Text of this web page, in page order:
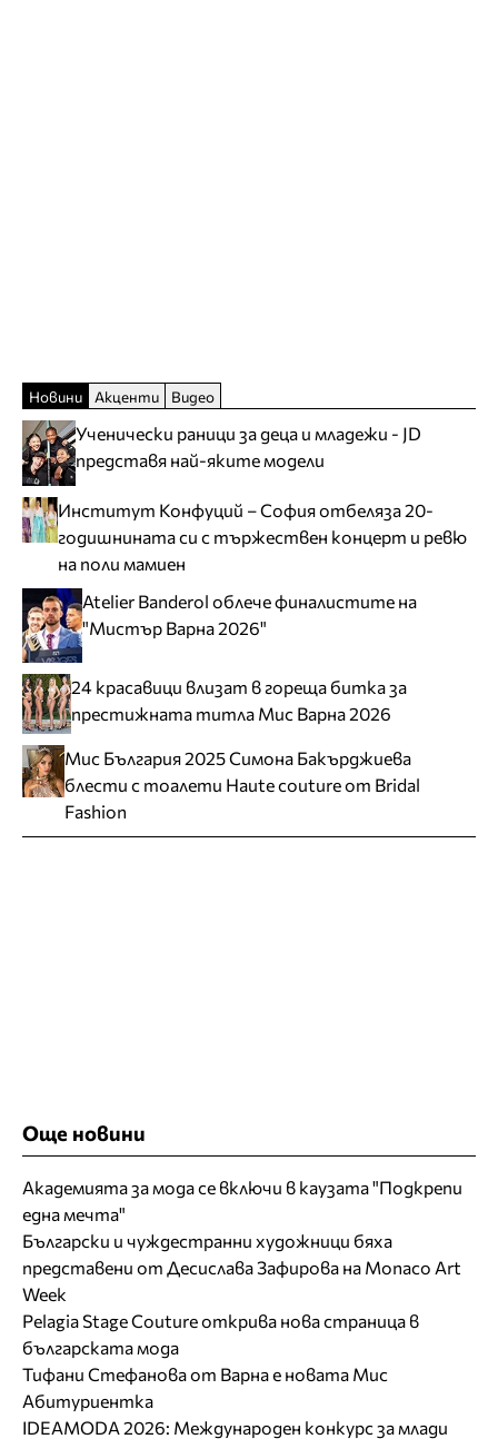
Новини Акценти Видео
Ученически раници за деца и младежи - JD
представя най-яките модели
Институт Конфуций – София отбеляза 20-
годишнината си с тържествен концерт и ревю
на поли мамиен
Atelier Banderol облече финалистите на
"Мистър Варна 2026"
24 красавици влизат в гореща битка за
престижната титла Мис Варна 2026
Мис България 2025 Симона Бакърджиева
блести с тоалети Haute couture от Bridal
Fashion
Още новини
Академията за мода се включи в каузата "Подкрепи
една мечта"
Български и чуждестранни художници бяха
представени от Десислава Зафирова на Monaco Art
Week
Pelagia Stage Couture открива нова страница в
българската мода
Тифани Стефанова от Варна е новата Мис
Абитуриентка
IDEAMODA 2026: Международен конкурс за млади